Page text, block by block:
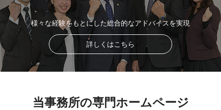
様々な経験をもとにした総合的なアドバイスを実現
詳しくはこちら
当事務所の専門ホームページ